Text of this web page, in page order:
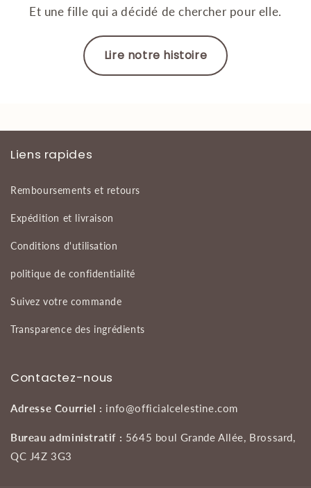
Et une fille qui a décidé de chercher pour elle.
Lire notre histoire
Liens rapides
Remboursements et retours
Expédition et livraison
Conditions d'utilisation
politique de confidentialité
Suivez votre commande
Transparence des ingrédients
Contactez-nous
Adresse Courriel : info@officialcelestine.com
Bureau administratif : 5645 boul Grande Allée, Brossard,
QC J4Z 3G3